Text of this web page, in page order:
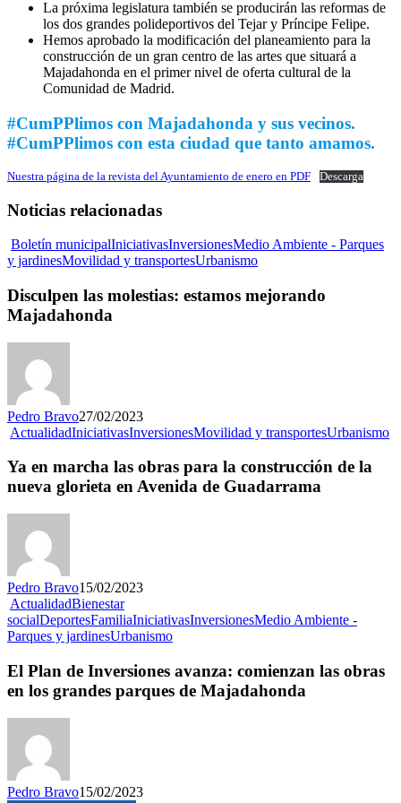
La próxima legislatura también se producirán las reformas de
los dos grandes polideportivos del Tejar y Príncipe Felipe.
Hemos aprobado la modificación del planeamiento para la
construcción de un gran centro de las artes que situará a
Majadahonda en el primer nivel de oferta cultural de la
Comunidad de Madrid.
#CumPPlimos con Majadahonda y sus vecinos.
#CumPPlimos con esta ciudad que tanto amamos.
Nuestra página de la revista del Ayuntamiento de enero en PDF Descarga
Noticias relacionadas
Boletín municipalIniciativasInversionesMedio Ambiente - Parques
y jardinesMovilidad y transportesUrbanismo
Disculpen las molestias: estamos mejorando
Majadahonda
Pedro Bravo27/02/2023
ActualidadIniciativasInversionesMovilidad y transportesUrbanismo
Ya en marcha las obras para la construcción de la
nueva glorieta en Avenida de Guadarrama
Pedro Bravo15/02/2023
ActualidadBienestar
socialDeportesFamiliaIniciativasInversionesMedio Ambiente -
Parques y jardinesUrbanismo
El Plan de Inversiones avanza: comienzan las obras
en los grandes parques de Majadahonda
Pedro Bravo15/02/2023